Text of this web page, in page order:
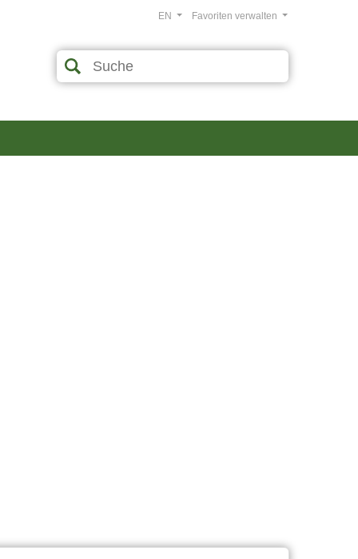
Favoriten verwalten
EN